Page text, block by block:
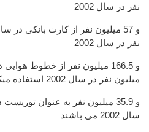
نفر در سال 2002
نفر در سال 2002
میلیون نفر در سال 2002 استفاده میکنند
سال 2002 می باشند